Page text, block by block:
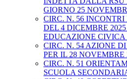
GIORNO 25
CIRC. N. 56
DEL 4 DICEMBRE
EDUCAZIONE
CIRC. N. 54 AZIONE
PER IL 28 NOVEMBRE
CIRC. N. 51
SCUOLA